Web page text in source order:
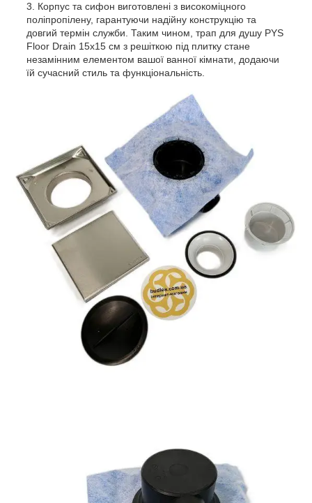
Корпус та сифон виготовлені з високоміцного
поліпропілену, гарантуючи надійну конструкцію та
довгий термін служби. Таким чином, трап для душу PYS
Floor Drain 15х15 см з решіткою під плитку стане
незамінним елементом вашої ванної кімнати, додаючи
їй сучасний стиль та функціональність.